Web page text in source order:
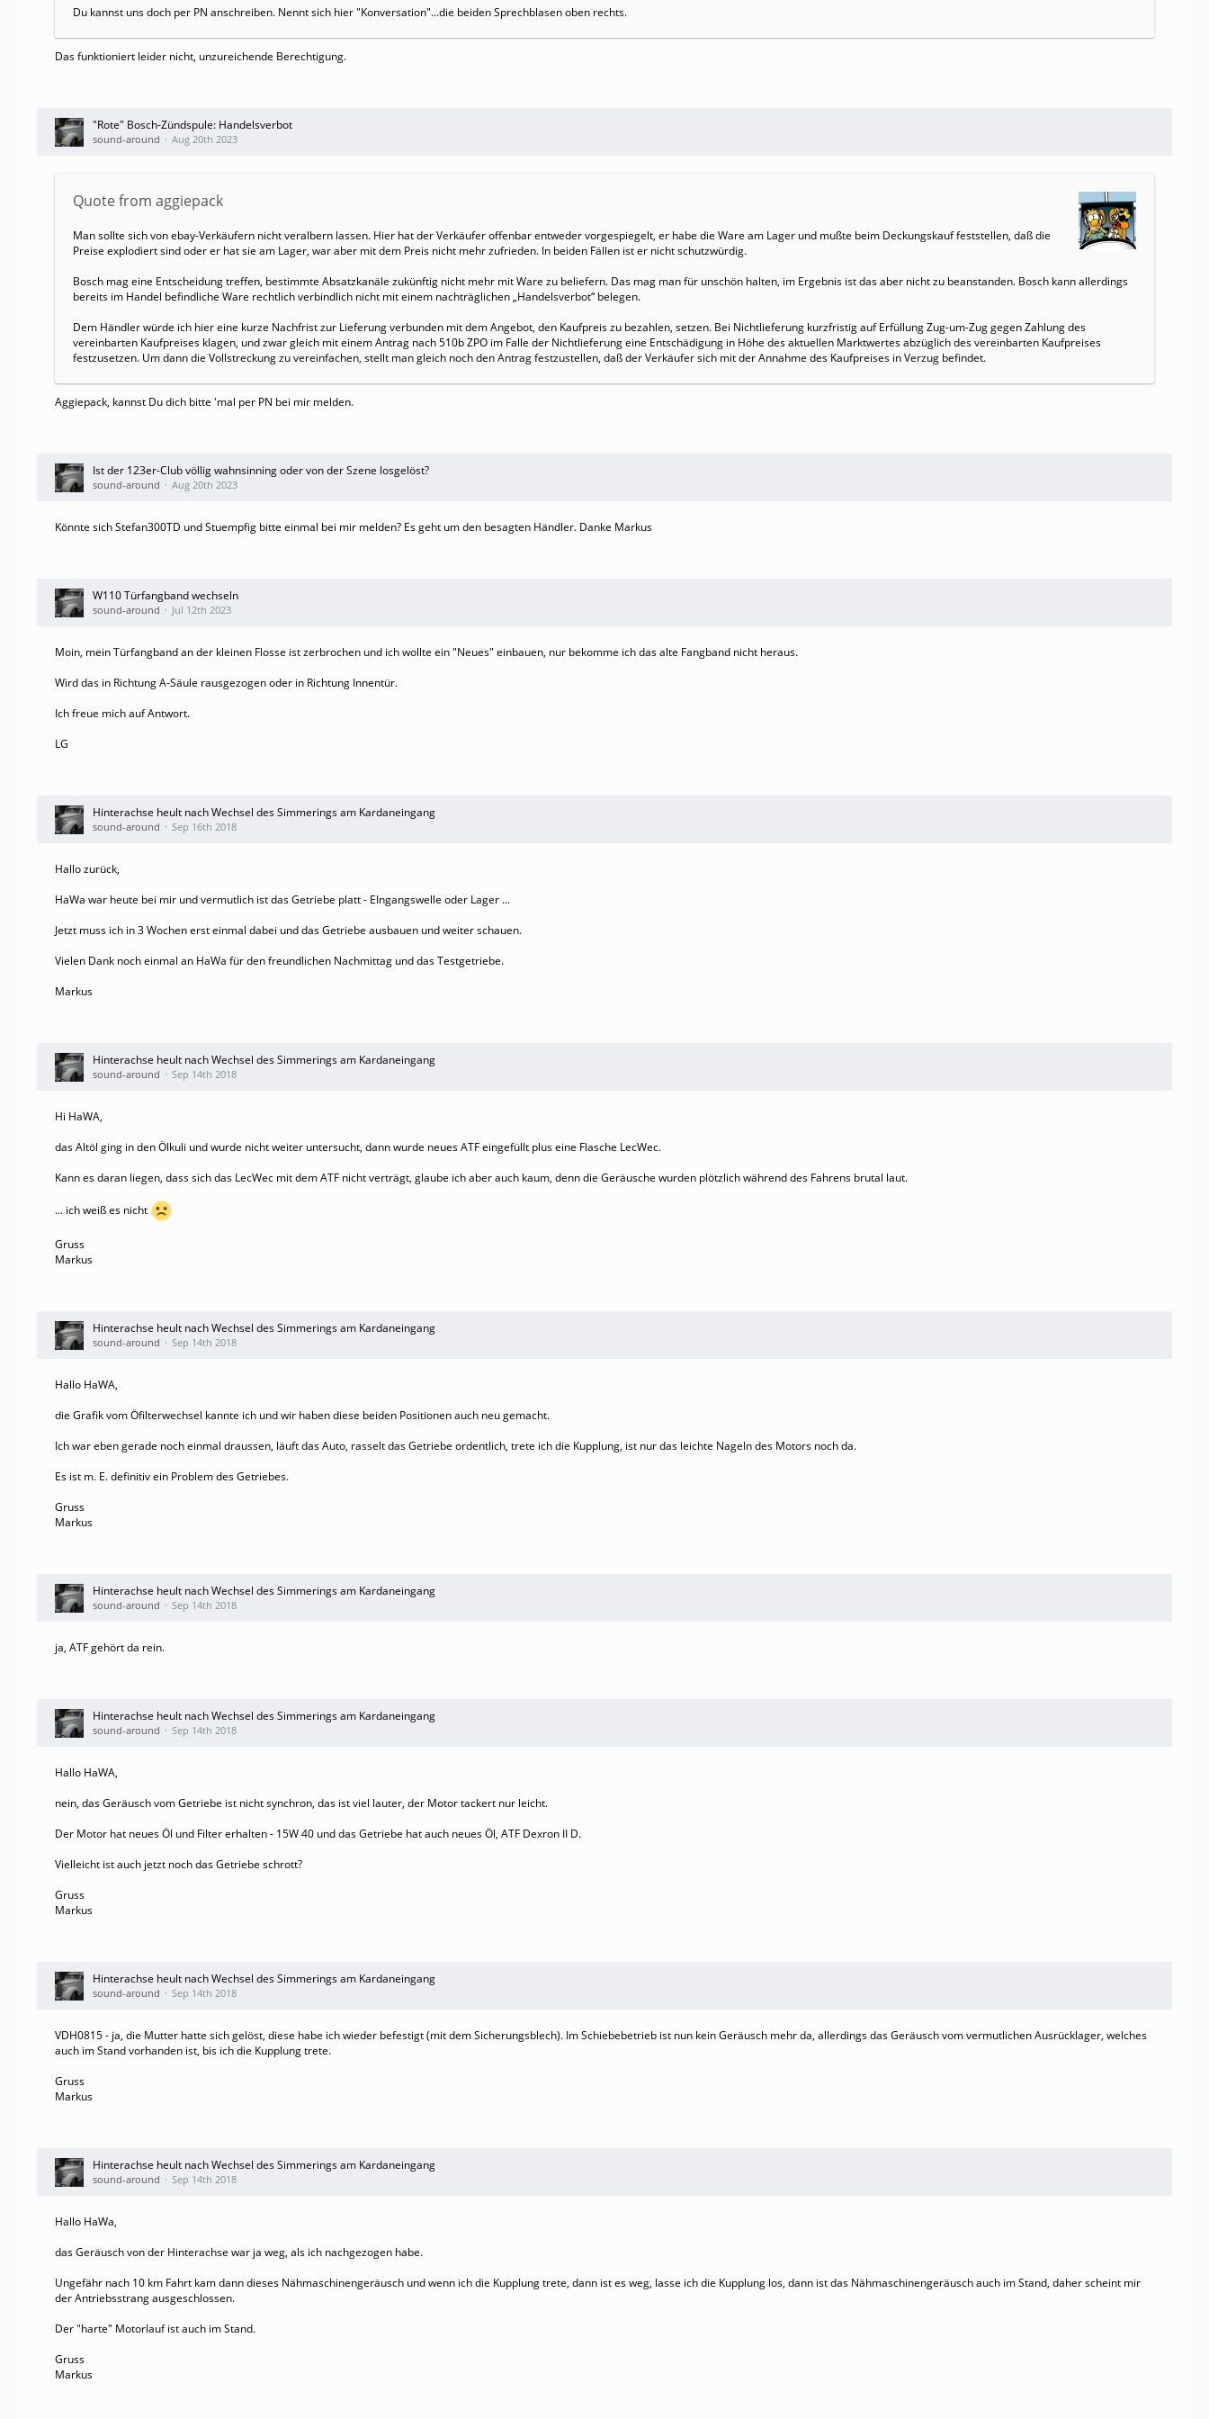
Du kannst uns doch per PN anschreiben. Nennt sich hier "Konversation"...die beiden Sprechblasen oben rechts.
Das funktioniert leider nicht, unzureichende Berechtigung.
"Rote" Bosch-Zündspule: Handelsverbot
sound-around Aug 20th 2023
Quote from aggiepack
Man sollte sich von ebay-Verkäufern nicht veralbern lassen. Hier hat der Verkäufer offenbar entweder vorgespiegelt, er habe die Ware am Lager und mußte beim Deckungskauf feststellen, daß die
Preise explodiert sind oder er hat sie am Lager, war aber mit dem Preis nicht mehr zufrieden. In beiden Fällen ist er nicht schutzwürdig.
Bosch mag eine Entscheidung treffen, bestimmte Absatzkanäle zukünftig nicht mehr mit Ware zu beliefern. Das mag man für unschön halten, im Ergebnis ist das aber nicht zu beanstanden. Bosch kann allerdings
bereits im Handel befindliche Ware rechtlich verbindlich nicht mit einem nachträglichen „Handelsverbot“ belegen.
Dem Händler würde ich hier eine kurze Nachfrist zur Lieferung verbunden mit dem Angebot, den Kaufpreis zu bezahlen, setzen. Bei Nichtlieferung kurzfristig auf Erfüllung Zug-um-Zug gegen Zahlung des
vereinbarten Kaufpreises klagen, und zwar gleich mit einem Antrag nach 510b ZPO im Falle der Nichtlieferung eine Entschädigung in Höhe des aktuellen Marktwertes abzüglich des vereinbarten Kaufpreises
festzusetzen. Um dann die Vollstreckung zu vereinfachen, stellt man gleich noch den Antrag festzustellen, daß der Verkäufer sich mit der Annahme des Kaufpreises in Verzug befindet.
Aggiepack, kannst Du dich bitte 'mal per PN bei mir melden.
Ist der 123er-Club völlig wahnsinning oder von der Szene losgelöst?
sound-around Aug 20th 2023
Könnte sich Stefan300TD und Stuempfig bitte einmal bei mir melden? Es geht um den besagten Händler. Danke Markus
W110 Türfangband wechseln
sound-around Jul 12th 2023
Moin, mein Türfangband an der kleinen Flosse ist zerbrochen und ich wollte ein "Neues" einbauen, nur bekomme ich das alte Fangband nicht heraus.
Wird das in Richtung A-Säule rausgezogen oder in Richtung Innentür.
Ich freue mich auf Antwort.
LG
Hinterachse heult nach Wechsel des Simmerings am Kardaneingang
sound-around Sep 16th 2018
Hallo zurück,
HaWa war heute bei mir und vermutlich ist das Getriebe platt - EIngangswelle oder Lager ...
Jetzt muss ich in 3 Wochen erst einmal dabei und das Getriebe ausbauen und weiter schauen.
Vielen Dank noch einmal an HaWa für den freundlichen Nachmittag und das Testgetriebe.
Markus
Hinterachse heult nach Wechsel des Simmerings am Kardaneingang
sound-around Sep 14th 2018
Hi HaWA,
das Altöl ging in den Ölkuli und wurde nicht weiter untersucht, dann wurde neues ATF eingefüllt plus eine Flasche LecWec.
Kann es daran liegen, dass sich das LecWec mit dem ATF nicht verträgt, glaube ich aber auch kaum, denn die Geräusche wurden plötzlich während des Fahrens brutal laut.
... ich weiß es nicht
Gruss
Markus
Hinterachse heult nach Wechsel des Simmerings am Kardaneingang
sound-around Sep 14th 2018
Hallo HaWA,
die Grafik vom Öfilterwechsel kannte ich und wir haben diese beiden Positionen auch neu gemacht.
Ich war eben gerade noch einmal draussen, läuft das Auto, rasselt das Getriebe ordentlich, trete ich die Kupplung, ist nur das leichte Nageln des Motors noch da.
Es ist m. E. definitiv ein Problem des Getriebes.
Gruss
Markus
Hinterachse heult nach Wechsel des Simmerings am Kardaneingang
sound-around Sep 14th 2018
ja, ATF gehört da rein.
Hinterachse heult nach Wechsel des Simmerings am Kardaneingang
sound-around Sep 14th 2018
Hallo HaWA,
nein, das Geräusch vom Getriebe ist nicht synchron, das ist viel lauter, der Motor tackert nur leicht.
Der Motor hat neues Öl und Filter erhalten - 15W 40 und das Getriebe hat auch neues Öl, ATF Dexron II D.
Vielleicht ist auch jetzt noch das Getriebe schrott?
Gruss
Markus
Hinterachse heult nach Wechsel des Simmerings am Kardaneingang
sound-around Sep 14th 2018
VDH0815 - ja, die Mutter hatte sich gelöst, diese habe ich wieder befestigt (mit dem Sicherungsblech). Im Schiebebetrieb ist nun kein Geräusch mehr da, allerdings das Geräusch vom vermutlichen Ausrücklager, welches
auch im Stand vorhanden ist, bis ich die Kupplung trete.
Gruss
Markus
Hinterachse heult nach Wechsel des Simmerings am Kardaneingang
sound-around Sep 14th 2018
Hallo HaWa,
das Geräusch von der Hinterachse war ja weg, als ich nachgezogen habe.
Ungefähr nach 10 km Fahrt kam dann dieses Nähmaschinengeräusch und wenn ich die Kupplung trete, dann ist es weg, lasse ich die Kupplung los, dann ist das Nähmaschinengeräusch auch im Stand, daher scheint mir
der Antriebsstrang ausgeschlossen.
Der "harte" Motorlauf ist auch im Stand.
Gruss
Markus